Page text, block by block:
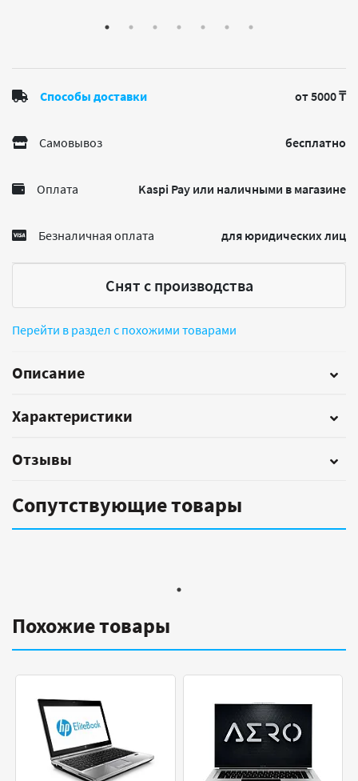
Способы доставки от 5000 ₸
Самовывоз бесплатно
Оплата Kaspi Pay или наличными в магазине
Безналичная оплата для юридических лиц
Снят с производства
Перейти в раздел с похожими товарами
Описание
Характеристики
Отзывы
Сопутствующие товары
Похожие товары